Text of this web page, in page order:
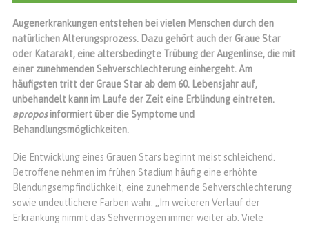
Augenerkrankungen entstehen bei vielen Menschen durch den
natürlichen Alterungsprozess. Dazu gehört auch der Graue Star
oder Katarakt, eine altersbedingte Trübung der Augenlinse, die mit
einer zunehmenden Sehverschlechterung einhergeht. Am
häufigsten tritt der Graue Star ab dem 60. Lebensjahr auf,
unbehandelt kann im Laufe der Zeit eine Erblindung eintreten.
aproposinformiert über die Symptome und
Behandlungsmöglichkeiten.
Die Entwicklung eines Grauen Stars beginnt meist schleichend.
Betroffene nehmen im frühen Stadium häufig eine erhöhte
Blendungsempfindlichkeit, eine zunehmende Sehverschlechterung
sowie undeutlichere Farben wahr. „Im weiteren Verlauf der
Erkrankung nimmt das Sehvermögen immer weiter ab. Viele